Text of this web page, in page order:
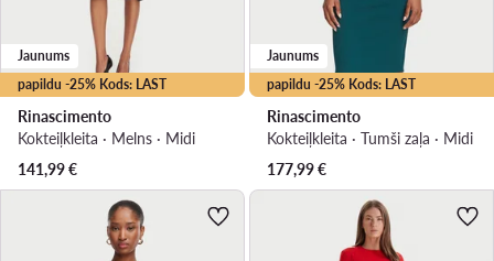
papildu -25% Kods: LAST
Jaunums
Rinascimento
Kokteiļkleita · Melns · Midi
141,99€
papildu -25% Kods: LAST
Jaunums
Rinascimento
Kokteiļkleita · Tumši zaļa · Midi
177,99€